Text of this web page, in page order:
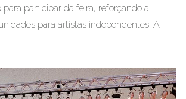
participar da feira, reforçando a
para artistas independentes. A